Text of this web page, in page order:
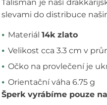
Talisman je naší
slevami do distribuce
Materiál 14k zlato
Velikost cca 3.3 cm v
Očko na provlečení je
Orientační váha 6.75 g
Šperk vyrábíme pouze